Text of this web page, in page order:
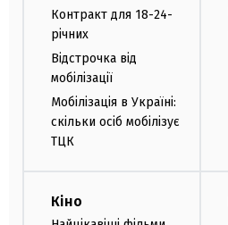
Контракт для 18-24-
річних
Відстрочка від
мобілізації
Мобілізація в Україні:
скільки осіб мобілізує
ТЦК
Кіно